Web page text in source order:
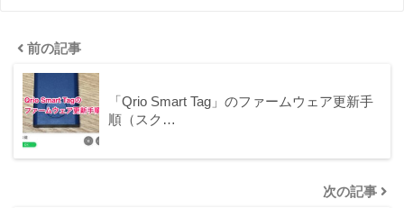
前の記事
「Qrio Smart Tag」のファームウェア更新手
順（スク…
次の記事